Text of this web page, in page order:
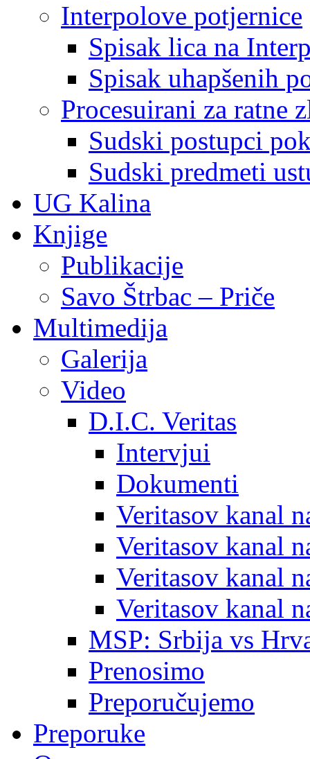
Interpolove potjernice
Spisak lica na
Spisak uhapšenih
Procesuirani za ratne
Sudski postupci
Sudski predmeti
UG Kalina
Knjige
Publikacije
Savo Štrbac – Priče
Multimedija
Galerija
Video
D.I.C. Veritas
Intervjui
Dokumenti
Veritasov kanal
Veritasov kanal
Veritasov kanal
Veritasov kanal
MSP: Srbija vs
Prenosimo
Preporučujemo
Preporuke